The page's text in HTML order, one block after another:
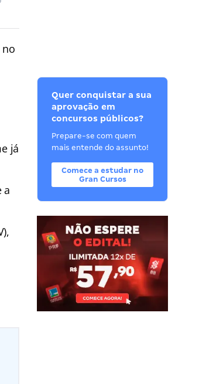
já
a
Quer conquistar a sua
aprovação em
concursos públicos?
Prepare-se com quem
mais entende do assunto!
Comece a estudar no
Gran Cursos